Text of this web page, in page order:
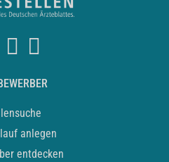
anlegen
entdecken